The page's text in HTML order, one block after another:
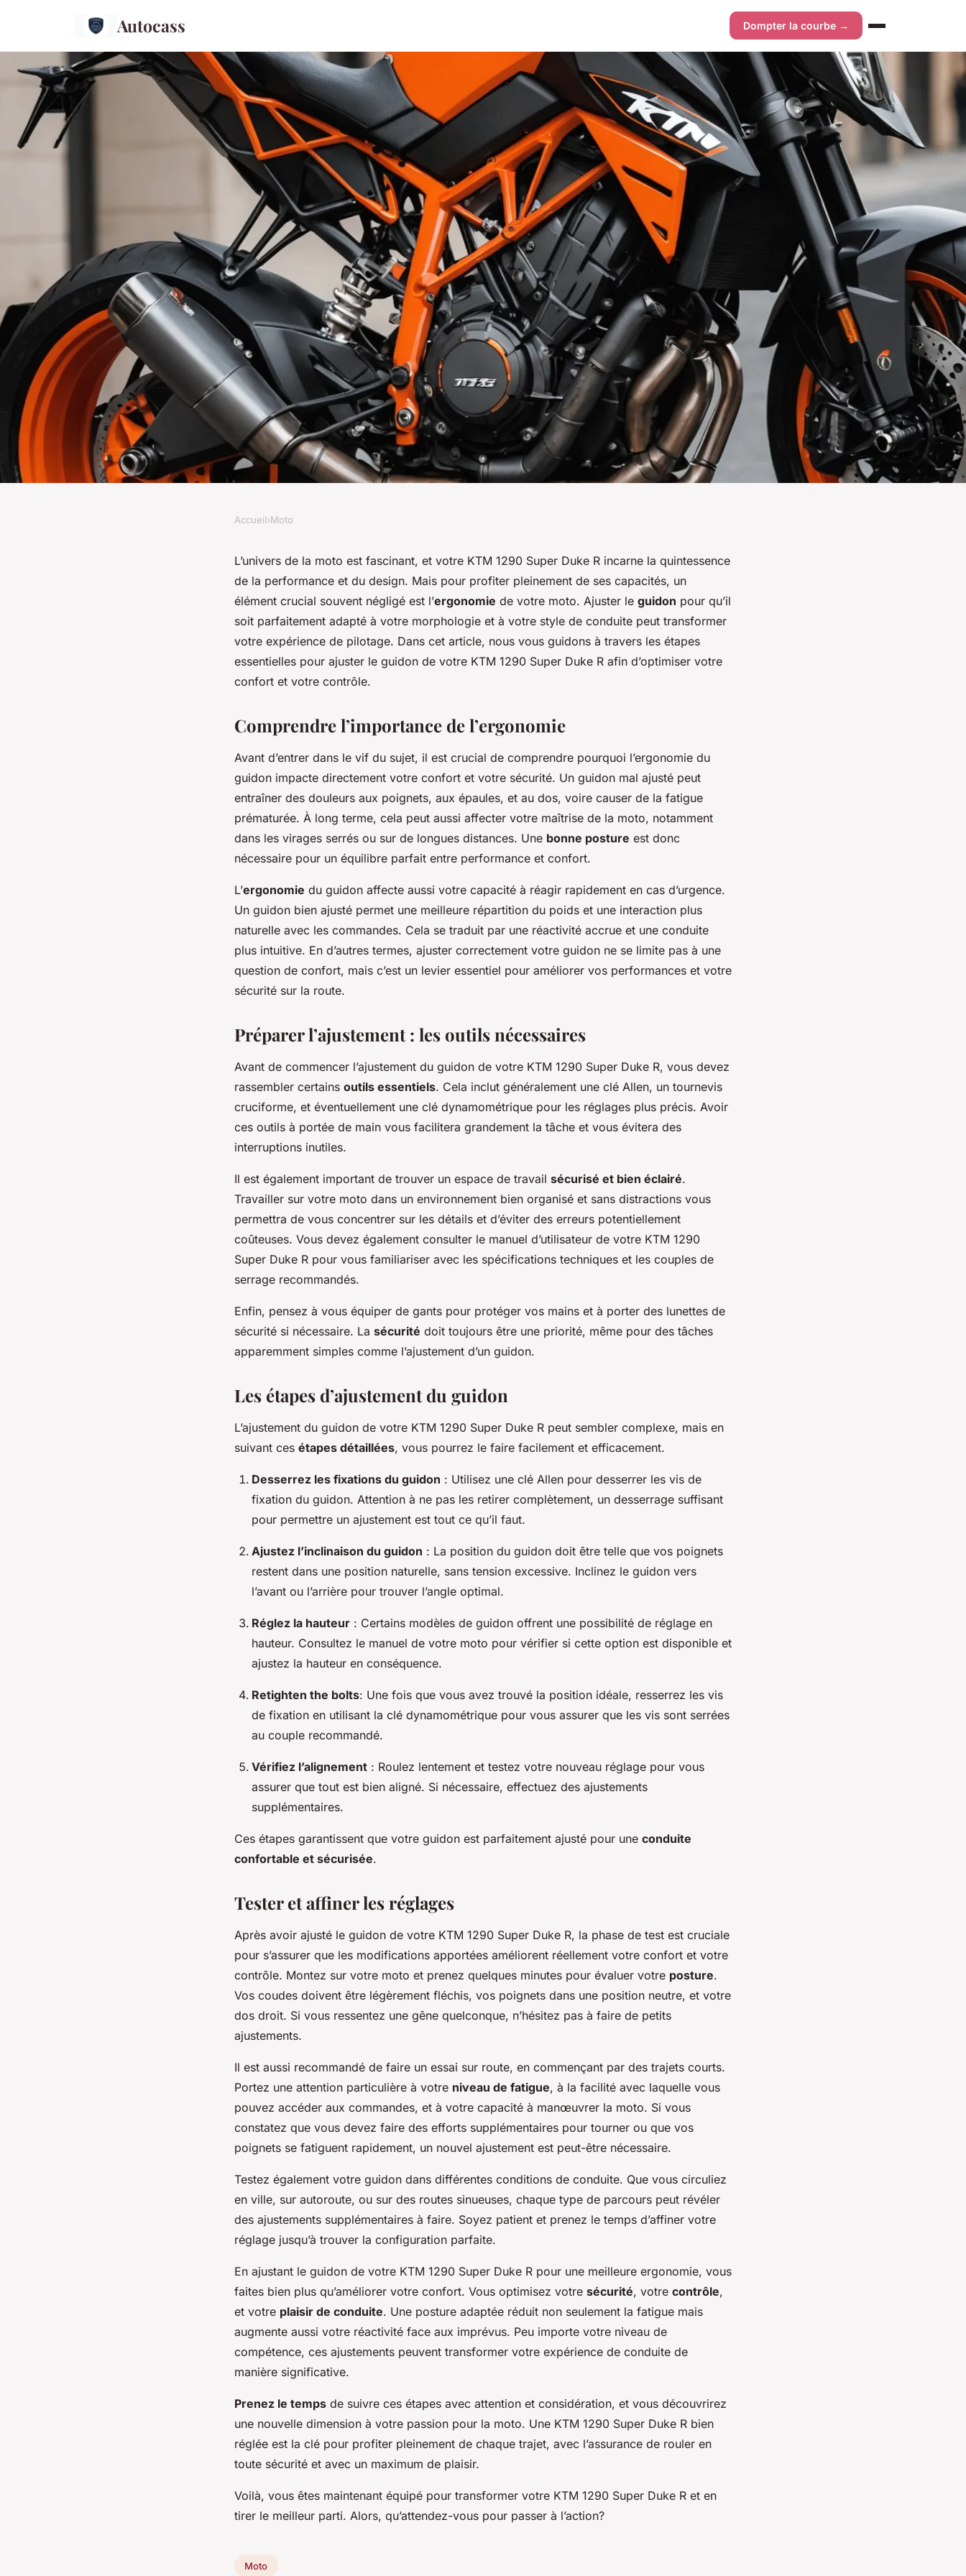
Autocass Dompter la courbe →
Comment ajuster le guidon d'une KTM
1290 Super Duke R pour une meilleure
Accueil›Moto
L’univers de la moto est fascinant, et votre KTM 1290 Super Duke R incarne la quintessence
de la performance et du design. Mais pour profiter pleinement de ses capacités, un
élément crucial souvent négligé est l’ergonomie de votre moto. Ajuster le guidon pour qu’il
soit parfaitement adapté à votre morphologie et à votre style de conduite peut transformer
votre expérience de pilotage. Dans cet article, nous vous guidons à travers les étapes
essentielles pour ajuster le guidon de votre KTM 1290 Super Duke R afin d’optimiser votre
confort et votre contrôle.
Comprendre l’importance de l’ergonomie
Avant d’entrer dans le vif du sujet, il est crucial de comprendre pourquoi l’ergonomie du
guidon impacte directement votre confort et votre sécurité. Un guidon mal ajusté peut
entraîner des douleurs aux poignets, aux épaules, et au dos, voire causer de la fatigue
prématurée. À long terme, cela peut aussi affecter votre maîtrise de la moto, notamment
dans les virages serrés ou sur de longues distances. Une bonne posture est donc
nécessaire pour un équilibre parfait entre performance et confort.
L’ergonomie du guidon affecte aussi votre capacité à réagir rapidement en cas d’urgence.
Un guidon bien ajusté permet une meilleure répartition du poids et une interaction plus
naturelle avec les commandes. Cela se traduit par une réactivité accrue et une conduite
plus intuitive. En d’autres termes, ajuster correctement votre guidon ne se limite pas à une
question de confort, mais c’est un levier essentiel pour améliorer vos performances et votre
sécurité sur la route.
Préparer l’ajustement : les outils nécessaires
Avant de commencer l’ajustement du guidon de votre KTM 1290 Super Duke R, vous devez
rassembler certains outils essentiels. Cela inclut généralement une clé Allen, un tournevis
cruciforme, et éventuellement une clé dynamométrique pour les réglages plus précis. Avoir
ces outils à portée de main vous facilitera grandement la tâche et vous évitera des
interruptions inutiles.
Il est également important de trouver un espace de travail sécurisé et bien éclairé.
Travailler sur votre moto dans un environnement bien organisé et sans distractions vous
permettra de vous concentrer sur les détails et d’éviter des erreurs potentiellement
coûteuses. Vous devez également consulter le manuel d’utilisateur de votre KTM 1290
Super Duke R pour vous familiariser avec les spécifications techniques et les couples de
serrage recommandés.
Enfin, pensez à vous équiper de gants pour protéger vos mains et à porter des lunettes de
sécurité si nécessaire. La sécurité doit toujours être une priorité, même pour des tâches
apparemment simples comme l’ajustement d’un guidon.
Les étapes d’ajustement du guidon
L’ajustement du guidon de votre KTM 1290 Super Duke R peut sembler complexe, mais en
suivant ces étapes détaillées, vous pourrez le faire facilement et efficacement.
Desserrez les fixations du guidon : Utilisez une clé Allen pour desserrer les vis de
fixation du guidon. Attention à ne pas les retirer complètement, un desserrage suffisant
pour permettre un ajustement est tout ce qu’il faut.
Ajustez l’inclinaison du guidon : La position du guidon doit être telle que vos poignets
restent dans une position naturelle, sans tension excessive. Inclinez le guidon vers
l’avant ou l’arrière pour trouver l’angle optimal.
Réglez la hauteur : Certains modèles de guidon offrent une possibilité de réglage en
hauteur. Consultez le manuel de votre moto pour vérifier si cette option est disponible et
ajustez la hauteur en conséquence.
Retighten the bolts: Une fois que vous avez trouvé la position idéale, resserrez les vis
de fixation en utilisant la clé dynamométrique pour vous assurer que les vis sont serrées
au couple recommandé.
Vérifiez l’alignement : Roulez lentement et testez votre nouveau réglage pour vous
assurer que tout est bien aligné. Si nécessaire, effectuez des ajustements
supplémentaires.
Ces étapes garantissent que votre guidon est parfaitement ajusté pour une conduite
confortable et sécurisée.
Tester et affiner les réglages
Après avoir ajusté le guidon de votre KTM 1290 Super Duke R, la phase de test est cruciale
pour s’assurer que les modifications apportées améliorent réellement votre confort et votre
contrôle. Montez sur votre moto et prenez quelques minutes pour évaluer votre posture.
Vos coudes doivent être légèrement fléchis, vos poignets dans une position neutre, et votre
dos droit. Si vous ressentez une gêne quelconque, n’hésitez pas à faire de petits
ajustements.
Il est aussi recommandé de faire un essai sur route, en commençant par des trajets courts.
Portez une attention particulière à votre niveau de fatigue, à la facilité avec laquelle vous
pouvez accéder aux commandes, et à votre capacité à manœuvrer la moto. Si vous
constatez que vous devez faire des efforts supplémentaires pour tourner ou que vos
poignets se fatiguent rapidement, un nouvel ajustement est peut-être nécessaire.
Testez également votre guidon dans différentes conditions de conduite. Que vous circuliez
en ville, sur autoroute, ou sur des routes sinueuses, chaque type de parcours peut révéler
des ajustements supplémentaires à faire. Soyez patient et prenez le temps d’affiner votre
réglage jusqu’à trouver la configuration parfaite.
En ajustant le guidon de votre KTM 1290 Super Duke R pour une meilleure ergonomie, vous
faites bien plus qu’améliorer votre confort. Vous optimisez votre sécurité, votre contrôle,
et votre plaisir de conduite. Une posture adaptée réduit non seulement la fatigue mais
augmente aussi votre réactivité face aux imprévus. Peu importe votre niveau de
compétence, ces ajustements peuvent transformer votre expérience de conduite de
manière significative.
Prenez le temps de suivre ces étapes avec attention et considération, et vous découvrirez
une nouvelle dimension à votre passion pour la moto. Une KTM 1290 Super Duke R bien
réglée est la clé pour profiter pleinement de chaque trajet, avec l’assurance de rouler en
toute sécurité et avec un maximum de plaisir.
Voilà, vous êtes maintenant équipé pour transformer votre KTM 1290 Super Duke R et en
tirer le meilleur parti. Alors, qu’attendez-vous pour passer à l’action?
Moto